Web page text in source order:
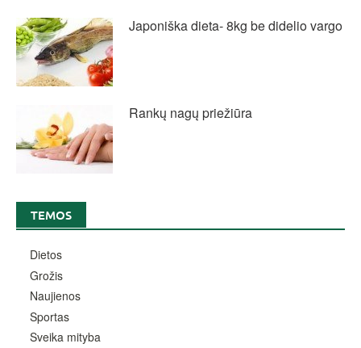
Japoniška dieta- 8kg be didelio vargo
Rankų nagų priežiūra
TEMOS
Dietos
Grožis
Naujienos
Sportas
Sveika mityba